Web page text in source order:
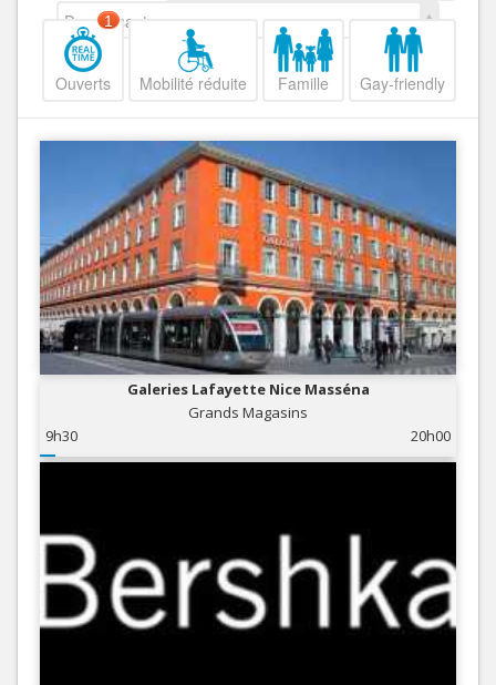
Decroissant
Ouverts
1
Mobilité réduite Famille Gay-friendly
Galeries Lafayette Nice Masséna
Grands Magasins
9h30
20h00